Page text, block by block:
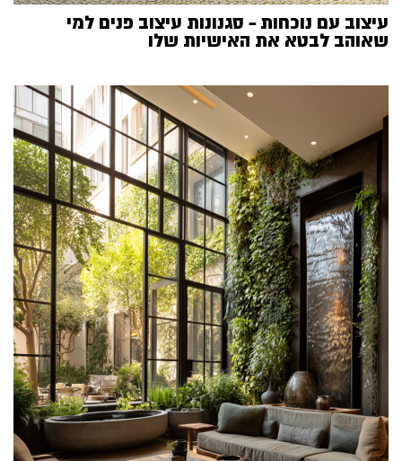
עיצוב עם נוכחות – סגנונות עיצוב פנים למי
שאוהב לבטא את האישיות שלו